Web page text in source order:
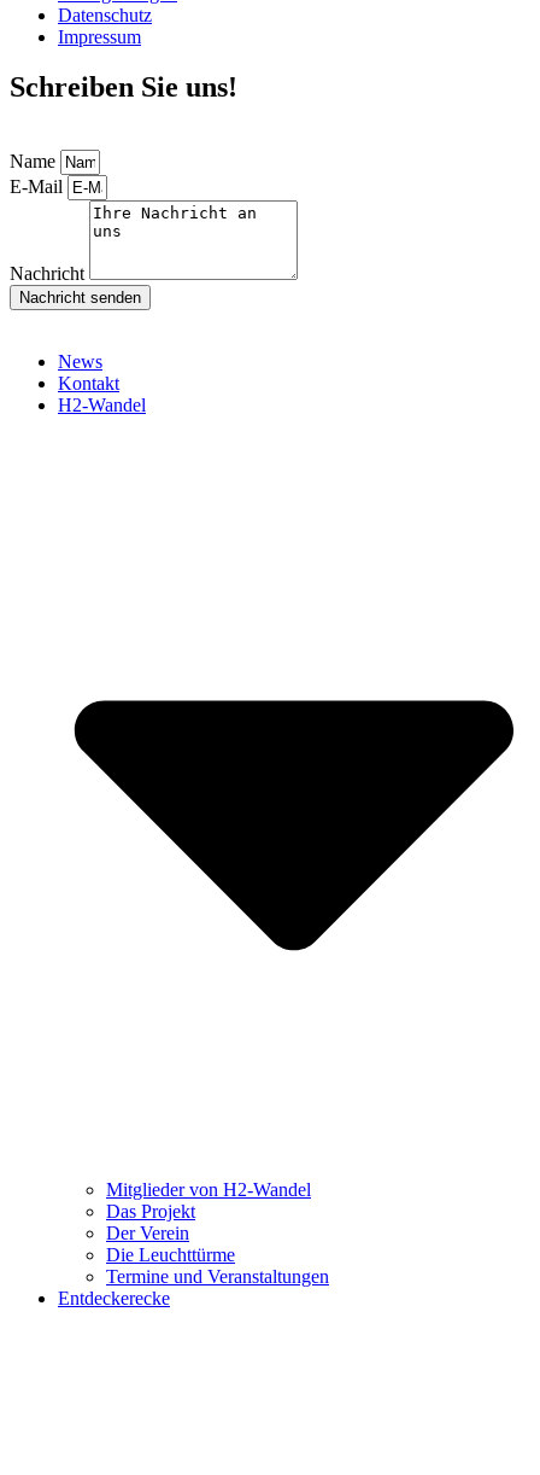
Datenschutz
Impressum
Schreiben Sie uns!
Name
E-Mail
Nachricht
Nachricht senden
News
Kontakt
H2-Wandel
Mitglieder von H2-Wandel
Das Projekt
Der Verein
Die Leuchttürme
Termine und Veranstaltungen
Entdeckerecke